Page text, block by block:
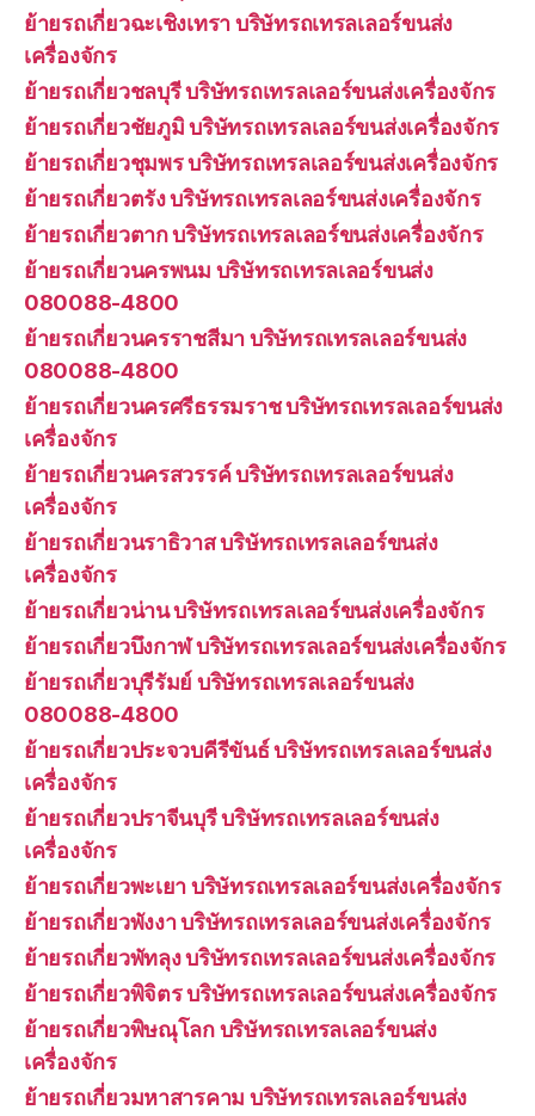
ย้ายรถเกี่ยวฉะเชิงเทรา บริษัทรถเทรลเลอร์ขนส่ง
เครื่องจักร
ย้ายรถเกี่ยวชลบุรี บริษัทรถเทรลเลอร์ขนส่งเครื่องจักร
ย้ายรถเกี่ยวชัยภูมิ บริษัทรถเทรลเลอร์ขนส่งเครื่องจักร
ย้ายรถเกี่ยวชุมพร บริษัทรถเทรลเลอร์ขนส่งเครื่องจักร
ย้ายรถเกี่ยวตรัง บริษัทรถเทรลเลอร์ขนส่งเครื่องจักร
ย้ายรถเกี่ยวตาก บริษัทรถเทรลเลอร์ขนส่งเครื่องจักร
ย้ายรถเกี่ยวนครพนม บริษัทรถเทรลเลอร์ขนส่ง
080088-4800
ย้ายรถเกี่ยวนครราชสีมา บริษัทรถเทรลเลอร์ขนส่ง
080088-4800
ย้ายรถเกี่ยวนครศรีธรรมราช บริษัทรถเทรลเลอร์ขนส่ง
เครื่องจักร
ย้ายรถเกี่ยวนครสวรรค์ บริษัทรถเทรลเลอร์ขนส่ง
เครื่องจักร
ย้ายรถเกี่ยวนราธิวาส บริษัทรถเทรลเลอร์ขนส่ง
เครื่องจักร
ย้ายรถเกี่ยวน่าน บริษัทรถเทรลเลอร์ขนส่งเครื่องจักร
ย้ายรถเกี่ยวบึงกาฬ บริษัทรถเทรลเลอร์ขนส่งเครื่องจักร
ย้ายรถเกี่ยวบุรีรัมย์ บริษัทรถเทรลเลอร์ขนส่ง
080088-4800
ย้ายรถเกี่ยวประจวบคีรีขันธ์ บริษัทรถเทรลเลอร์ขนส่ง
เครื่องจักร
ย้ายรถเกี่ยวปราจีนบุรี บริษัทรถเทรลเลอร์ขนส่ง
เครื่องจักร
ย้ายรถเกี่ยวพะเยา บริษัทรถเทรลเลอร์ขนส่งเครื่องจักร
ย้ายรถเกี่ยวพังงา บริษัทรถเทรลเลอร์ขนส่งเครื่องจักร
ย้ายรถเกี่ยวพัทลุง บริษัทรถเทรลเลอร์ขนส่งเครื่องจักร
ย้ายรถเกี่ยวพิจิตร บริษัทรถเทรลเลอร์ขนส่งเครื่องจักร
ย้ายรถเกี่ยวพิษณุโลก บริษัทรถเทรลเลอร์ขนส่ง
เครื่องจักร
ย้ายรถเกี่ยวมหาสารคาม บริษัทรถเทรลเลอร์ขนส่ง